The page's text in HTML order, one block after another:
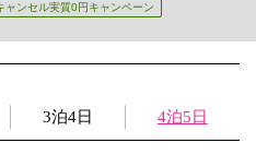
ャンセル実質0円キャンペーン
3泊4日 4泊5日